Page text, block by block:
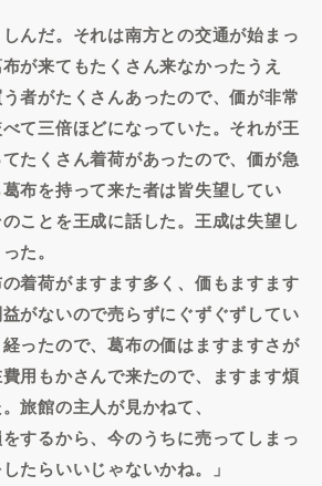
んだ。それは南方との交通が始まっ
が来てもたくさん来なかったうえ
者がたくさんあったので、価が非常
て三倍ほどになっていた。それが王
たくさん着荷があったので、価が急
布を持って来た者は皆失望してい
ことを王成に話した。王成は失望し
た。
着荷がますます多く、価もますます
がないので売らずにぐずぐずしてい
ったので、葛布の価はますますさが
用もかさんで来たので、ますます煩
旅館の主人が見かねて、
をするから、今のうちに売ってしまっ
たらいいじゃないかね。」